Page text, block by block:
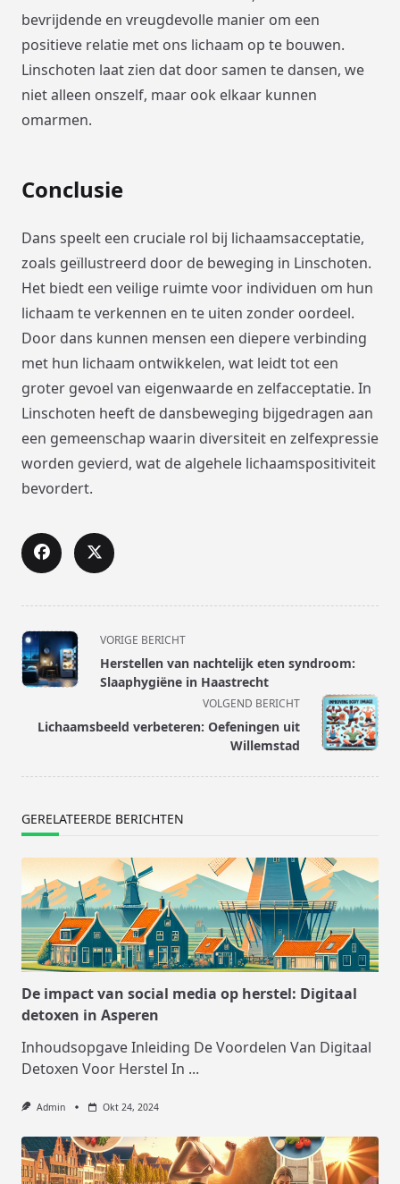
bevrijdende en vreugdevolle manier om een
positieve relatie met ons lichaam op te bouwen.
Linschoten laat zien dat door samen te dansen, we
niet alleen onszelf, maar ook elkaar kunnen
omarmen.
Conclusie
Dans speelt een cruciale rol bij lichaamsacceptatie,
zoals geïllustreerd door de beweging in Linschoten.
Het biedt een veilige ruimte voor individuen om hun
lichaam te verkennen en te uiten zonder oordeel.
Door dans kunnen mensen een diepere verbinding
met hun lichaam ontwikkelen, wat leidt tot een
groter gevoel van eigenwaarde en zelfacceptatie. In
Linschoten heeft de dansbeweging bijgedragen aan
een gemeenschap waarin diversiteit en zelfexpressie
worden gevierd, wat de algehele lichaamspositiviteit
bevordert.
<span
class="nav-
subtitle
reader-
VORIGE BERICHT
Herstellen van nachtelijk eten syndroom:
Slaaphygiëne in Haastrecht
VOLGEND BERICHT
Lichaamsbeeld verbeteren: Oefeningen uit
Willemstad
GERELATEERDE BERICHTEN
De impact van social media op herstel: Digitaal
detoxen in Asperen
Inhoudsopgave Inleiding De Voordelen Van Digitaal
Detoxen Voor Herstel In ...
Admin Okt 24, 2024